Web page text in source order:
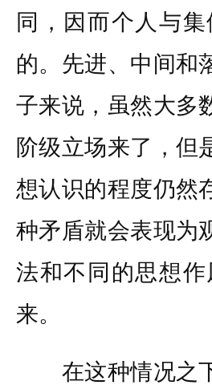
同，因而个人与
的。先进、中间和
子来说，虽然大多
阶级立场来了，但
想认识的程度仍然
种矛盾就会表现为
法和不同的思想
来。
在这种情况之下